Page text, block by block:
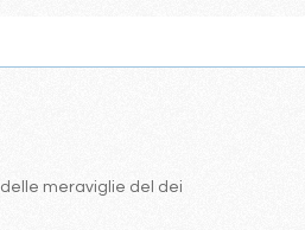
meraviglie del dei